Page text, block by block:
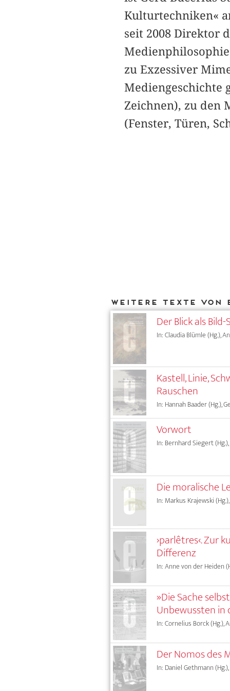
Kulturtechniken«
seit 2008 Direktor
zu Exzessiver
Mediengeschichte
Zeichnen), zu den
(Fenster, Türen,
Weitere Texte von
Der Blick als
In: Claudia Blümle (Hg.),
Kastell, Linie,
Rauschen
In: Hannah Baader (Hg.),
Vorwort
In: Bernhard Siegert
Die moralische
In: Markus Krajewski
›parlêtres‹. Zur
Differenz
In: Anne von der Heiden
»Die Sache
Unbewussten
In: Cornelius Borck (Hg.),
Der Nomos des
In: Daniel Gethmann